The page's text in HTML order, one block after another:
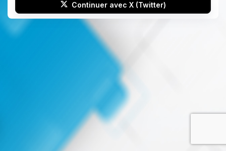
Continuer avec X (Twitter)